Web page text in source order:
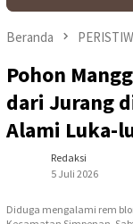
Beranda
Pohon
dari Jurang
Alami Luka-
Redaksi
5 Juli 2026
Diduga mengalami rem